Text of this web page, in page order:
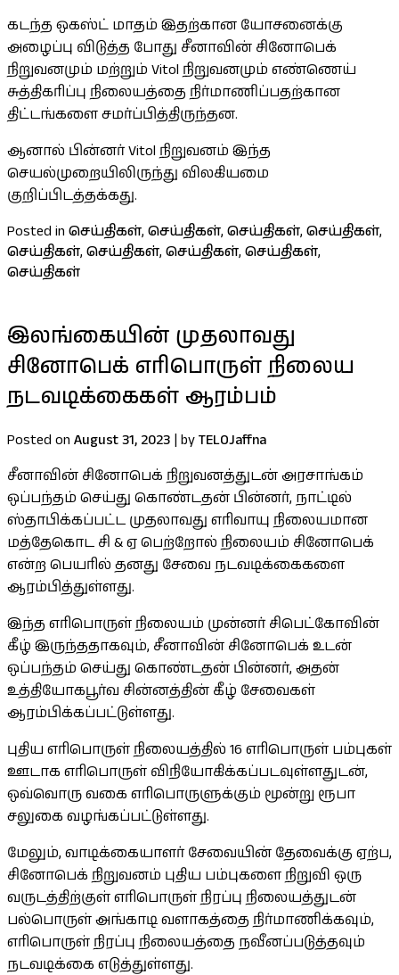
கடந்த ஒகஸ்ட் மாதம் இதற்கான யோசனைக்கு
அழைப்பு விடுத்த போது சீனாவின் சினோபெக்
நிறுவனமும் மற்றும் Vitol நிறுவனமும் எண்ணெய்
சுத்திகரிப்பு நிலையத்தை நிர்மாணிப்பதற்கான
திட்டங்களை சமர்ப்பித்திருந்தன.
ஆனால் பின்னர் Vitol நிறுவனம் இந்த
செயல்முறையிலிருந்து விலகியமை
குறிப்பிடத்தக்கது.
Posted in செய்திகள், செய்திகள், செய்திகள், செய்திகள்,
செய்திகள், செய்திகள், செய்திகள், செய்திகள்,
செய்திகள்
இலங்கையின் முதலாவது
சினோபெக் எரிபொருள் நிலைய
நடவடிக்கைகள் ஆரம்பம்
Posted on August 31, 2023 | byTELOJaffna
சீனாவின் சினோபெக் நிறுவனத்துடன் அரசாங்கம்
ஒப்பந்தம் செய்து கொண்டதன் பின்னர், நாட்டில்
ஸ்தாபிக்கப்பட்ட முதலாவது எரிவாயு நிலையமான
மத்தேகொட சி & ஏ பெற்றோல் நிலையம் சினோபெக்
என்ற பெயரில் தனது சேவை நடவடிக்கைகளை
ஆரம்பித்துள்ளது.
இந்த எரிபொருள் நிலையம் முன்னர் சிபெட்கோவின்
கீழ் இருந்ததாகவும், சீனாவின் சினோபெக் உடன்
ஒப்பந்தம் செய்து கொண்டதன் பின்னர், அதன்
உத்தியோகபூர்வ சின்னத்தின் கீழ் சேவைகள்
ஆரம்பிக்கப்பட்டுள்ளது.
புதிய எரிபொருள் நிலையத்தில் 16 எரிபொருள் பம்புகள்
ஊடாக எரிபொருள் விநியோகிக்கப்படவுள்ளதுடன்,
ஒவ்வொரு வகை எரிபொருளுக்கும் மூன்று ரூபா
சலுகை வழங்கப்பட்டுள்ளது.
மேலும், வாடிக்கையாளர் சேவையின் தேவைக்கு ஏற்ப,
சினோபெக் நிறுவனம் புதிய பம்புகளை நிறுவி ஒரு
வருடத்திற்குள் எரிபொருள் நிரப்பு நிலையத்துடன்
பல்பொருள் அங்காடி வளாகத்தை நிர்மாணிக்கவும்,
எரிபொருள் நிரப்பு நிலையத்தை நவீனப்படுத்தவும்
நடவடிக்கை எடுத்துள்ளது.